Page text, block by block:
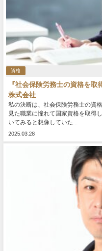
資格
『社会保険労務士の資格を
株式会社
私の決断は、社会保険労務士の資
見た職業に憧れて国家資格を取得
いてみると想像していた...
2025.03.28